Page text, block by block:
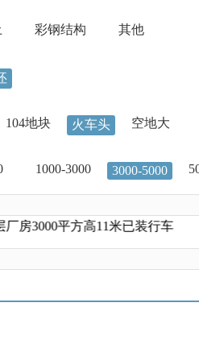
彩钢结构 其他
104地块 火车头 空地大
1000-3000 3000-5000
房3000平方高11米已装行车